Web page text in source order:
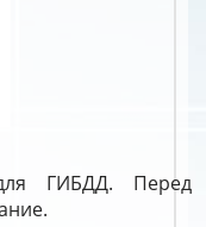
ГИБДД. Перед